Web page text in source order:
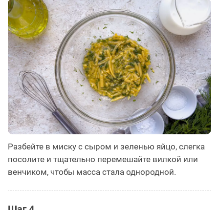
Разбейте в миску с сыром и зеленью яйцо, слегка
посолите и тщательно перемешайте вилкой или
венчиком, чтобы масса стала однородной.